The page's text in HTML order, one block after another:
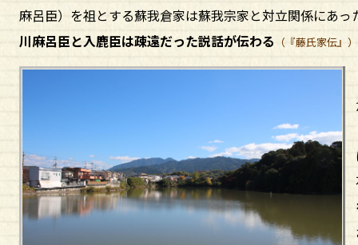
麻呂臣）を祖とする蘇我倉家は蘇我宗家と対立関係にあ
川麻呂臣と入鹿臣は疎遠だった説話が伝わる （『藤氏家伝』）